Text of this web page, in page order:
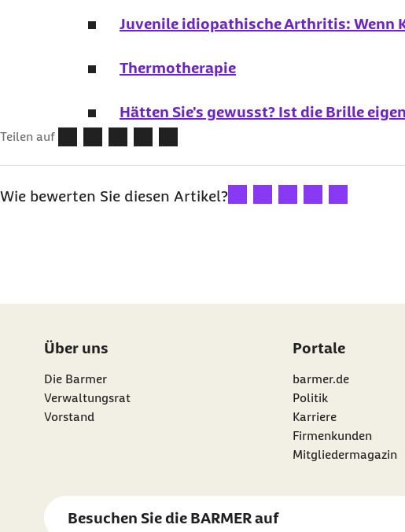
Juvenile idiopathische Arthritis: Wenn
Thermotherapie
Hätten Sie's gewusst? Ist die Brille
Teilen auf
Wie bewerten Sie diesen Artikel?Ihre Bewertung: 1 Stern
Ihre Bewertung: 2 Sterne
Ihre Bewertung: 3
Ihre Bewertung: 4
Ihre
Über uns
Die Barmer
Verwaltungsrat
Vorstand
Portale
barmer.de
Politik
Karriere
Firmenkunden
Mitgliedermagazin
Besuchen Sie die BARMERauf